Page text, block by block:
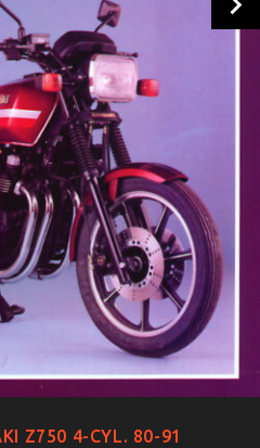
Z750 4-CYL. 80-91